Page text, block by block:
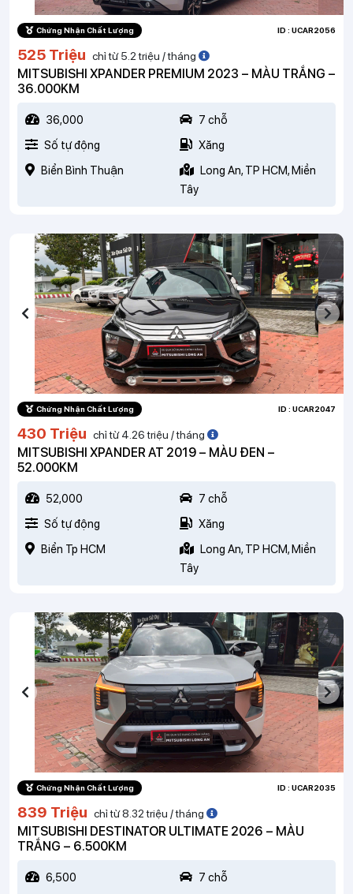
Chứng Nhận Chất Lượng ID : UCAR2056
525 Triệu chỉ từ 5.2 triệu / tháng
MITSUBISHI XPANDER PREMIUM 2023 – MÀU TRẮNG –
36.000KM
36,000
7 chỗ
Số tự động
Xăng
Biển Bình Thuận
Long An, TP HCM, Miền
Tây
Chứng Nhận Chất Lượng ID : UCAR2047
430 Triệu chỉ từ 4.26 triệu / tháng
MITSUBISHI XPANDER AT 2019 – MÀU ĐEN –
52.000KM
52,000
7 chỗ
Số tự động
Xăng
Biển Tp HCM
Long An, TP HCM, Miền
Tây
Chứng Nhận Chất Lượng ID : UCAR2035
839 Triệu chỉ từ 8.32 triệu / tháng
MITSUBISHI DESTINATOR ULTIMATE 2026 – MÀU
TRẮNG – 6.500KM
6,500 7 chỗ